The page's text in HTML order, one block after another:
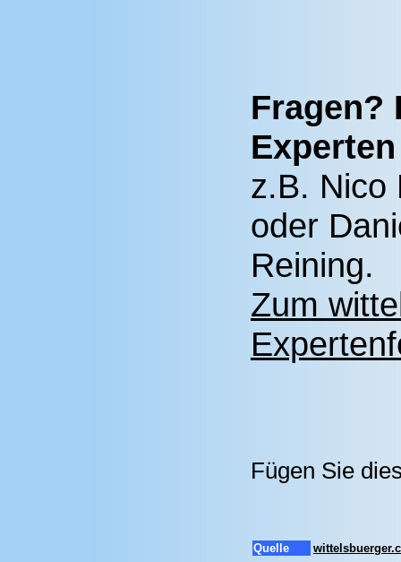
Fragen?
z.B. Nico
oder
Reining.
Zum
Fügen Sie
Quelle